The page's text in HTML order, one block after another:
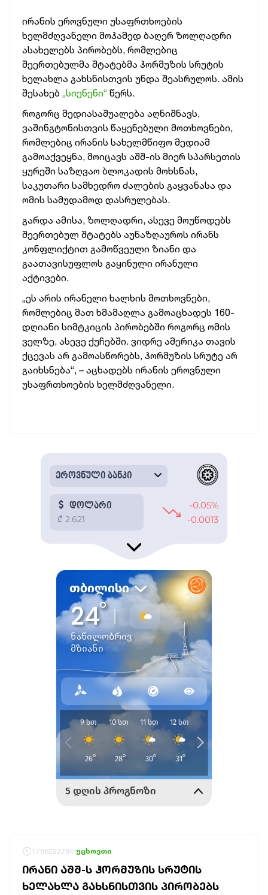
ირანის ეროვნული უსაფრთხოების
ხელმძღვანელი მოჰამედ ბაღერ ზოლღადრი
ასახელებს პირობებს, რომლებიც
შეერთებულმა შტატებმა ჰორმუზის სრუტის
ხელახლა გახსნისთვის უნდა შეასრულოს. ამის
შესახებ „სიენენი“ წერს.
როგორც მედიასაშუალება აღნიშნავს,
ვაშინგტონისთვის წაყენებული მოთხოვნები,
რომლებიც ირანის სახელმწიფო მედიამ
გამოაქვეყნა, მოიცავს აშშ-ის მიერ სპარსეთის
ყურეში საზღვაო ბლოკადის მოხსნას,
საკუთარი სამხედრო ძალების გაყვანასა და
ომის სამუდამოდ დასრულებას.
გარდა ამისა, ზოლღადრი, ასევე მოუწოდებს
შეერთებულ შტატებს აუნაზღაუროს ირანს
კონფლიქტით გამოწვეული ზიანი და
გაათავისუფლოს გაყინული ირანული
აქტივები.
„ეს არის ირანელი ხალხის მოთხოვნები,
რომლებიც მათ ხმამაღლა გამოაცხადეს 160-
დღიანი სიმტკიცის პირობებში როგორც ომის
ველზე, ასევე ქუჩებში. ვიდრე ამერიკა თავის
ქცევას არ გამოასწორებს, ჰორმუზის სრუტე არ
გაიხსნება“, – აცხადებს ირანის ეროვნული
უსაფრთხოების ხელმძღვანელი.
1786222784 უცხოეთი
ᲘᲠᲐᲜᲘ ᲐᲨᲨ-Ს ᲰᲝᲠᲛᲣᲖᲘᲡ ᲡᲠᲣᲢᲘᲡ
ᲮᲔᲚᲐᲮᲚᲐ ᲒᲐᲮᲡᲜᲘᲡᲗᲕᲘᲡ ᲞᲘᲠᲝᲑᲔᲑᲡ